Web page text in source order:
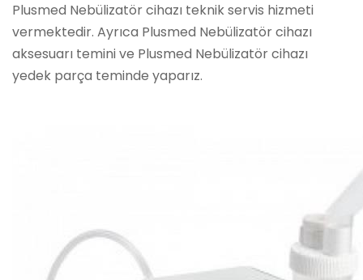
Plusmed Nebülizatör cihazı teknik servis hizmeti
vermektedir. Ayrıca Plusmed Nebülizatör cihazı
aksesuarı temini ve Plusmed Nebülizatör cihazı
yedek parça teminde yaparız.